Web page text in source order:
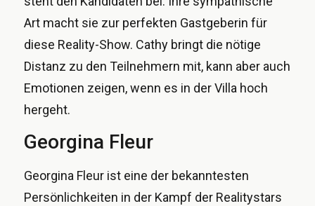
Art macht sie zur perfekten Gastgeberin für
diese Reality-Show. Cathy bringt die nötige
Distanz zu den Teilnehmern mit, kann aber auch
Emotionen zeigen, wenn es in der Villa hoch
hergeht.
Georgina Fleur
Georgina Fleur ist eine der bekanntesten
Persönlichkeiten in der Kampf der Realitystars